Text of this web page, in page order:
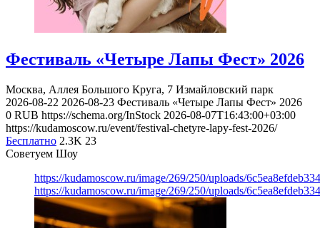
Фестиваль «Четыре Лапы Фест» 2026
Москва, Аллея Большого Круга, 7 Измайловский парк
2026-08-22 2026-08-23 Фестиваль «Четыре Лапы Фест» 2026
0 RUB https://schema.org/InStock 2026-08-07T16:43:00+03:00
https://kudamoscow.ru/event/festival-chetyre-lapy-fest-2026/
Бесплатно 2.3K 23
Советуем Шоу
https://kudamoscow.ru/image/269/250/uploads/
https://kudamoscow.ru/image/269/250/uploads/